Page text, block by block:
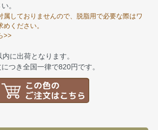
。
属しておりませんので、脱脂用で必要な際はワ
ください。
>>
に出荷となります。
つき全国一律で820円です。